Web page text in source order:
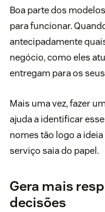
Boa parte dos
para funcionar.
antecipadamente
negócio, como eles
entregam para os
Mais uma vez, fazer
ajuda a identificar
nomes tão logo a
serviço saia do papel.
Gera mais
decisões